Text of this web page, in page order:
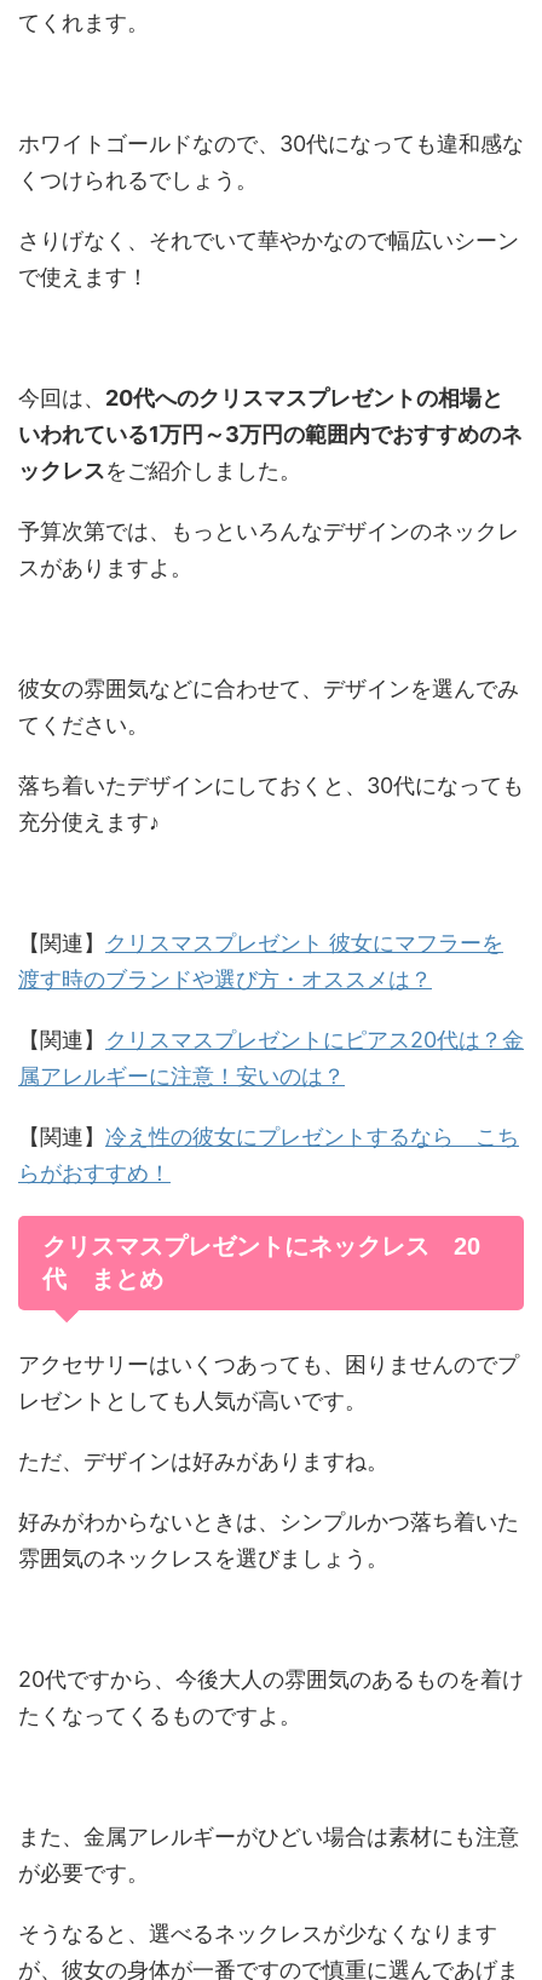
てくれます。
ホワイトゴールドなので、30代になっても違和感な
くつけられるでしょう。
さりげなく、それでいて華やかなので幅広いシーン
で使えます！
今回は、 20代へのクリスマスプレゼントの相場と
いわれている1万円～3万円の範囲内でおすすめのネ
ックレスをご紹介しました。
予算次第では、もっといろんなデザインのネックレ
スがありますよ。
彼女の雰囲気などに合わせて、デザインを選んでみ
てください。
落ち着いたデザインにしておくと、30代になっても
充分使えます♪
【関連】 クリスマスプレゼント 彼女にマフラーを
渡す時のブランドや選び方・オススメは？
【関連】 クリスマスプレゼントにピアス20代は？金
属アレルギーに注意！安いのは？
【関連】 冷え性の彼女にプレゼントするなら こち
らがおすすめ！
クリスマスプレゼントにネックレス 20
代 まとめ
アクセサリーはいくつあっても、困りませんのでプ
レゼントとしても人気が高いです。
ただ、デザインは好みがありますね。
好みがわからないときは、シンプルかつ落ち着いた
雰囲気のネックレスを選びましょう。
20代ですから、今後大人の雰囲気のあるものを着け
たくなってくるものですよ。
また、金属アレルギーがひどい場合は素材にも注意
が必要です。
そうなると、選べるネックレスが少なくなります
が、彼女の身体が一番ですので慎重に選んであげま